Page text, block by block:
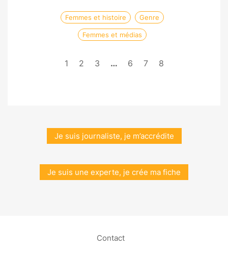
Femmes et histoire Genre
Femmes et médias
1 2 3 … 6 7 8
Je suis journaliste, je m’accrédite
Je suis une experte, je crée ma fiche
Contact